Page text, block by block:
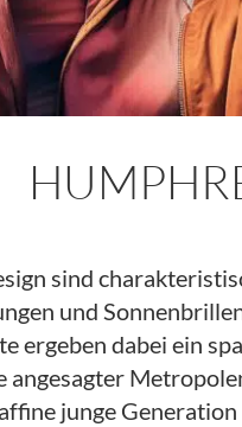
sind
und
ergeben dabei ein
junge